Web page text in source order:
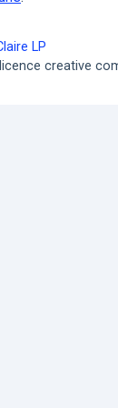
LP
creative